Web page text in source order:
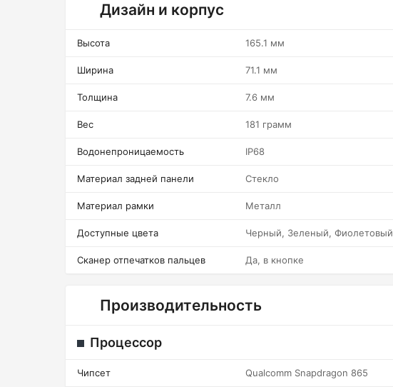
Дизайн и корпус
Высота 165.1 мм
Ширина 71.1 мм
Толщина 7.6 мм
Вес 181 грамм
Водонепроницаемость IP68
Материал задней панели Стекло
Материал рамки Металл
Доступные цвета Черный, Зеленый, Фиолетовый
Сканер отпечатков пальцев Да, в кнопке
Производительность
Процессор
Чипсет Qualcomm Snapdragon 865